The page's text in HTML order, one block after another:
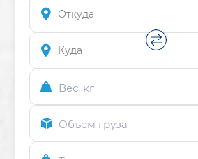
Вес, кг
Объем груза